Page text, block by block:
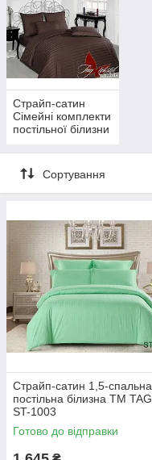
Страйп-сатин
Сімейні комплекти
постільної білизни
Сортування
Страйп-сатин 1,5-спальна
постільна білизна ТМ TAG
ST-1003
Готово до відправки